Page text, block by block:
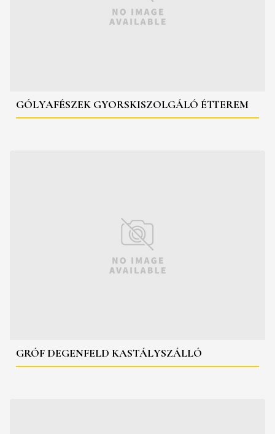
GÓLYAFÉSZEK GYORSKISZOLGÁLÓ ÉTTEREM
GRÓF DEGENFELD KASTÁLYSZÁLLÓ